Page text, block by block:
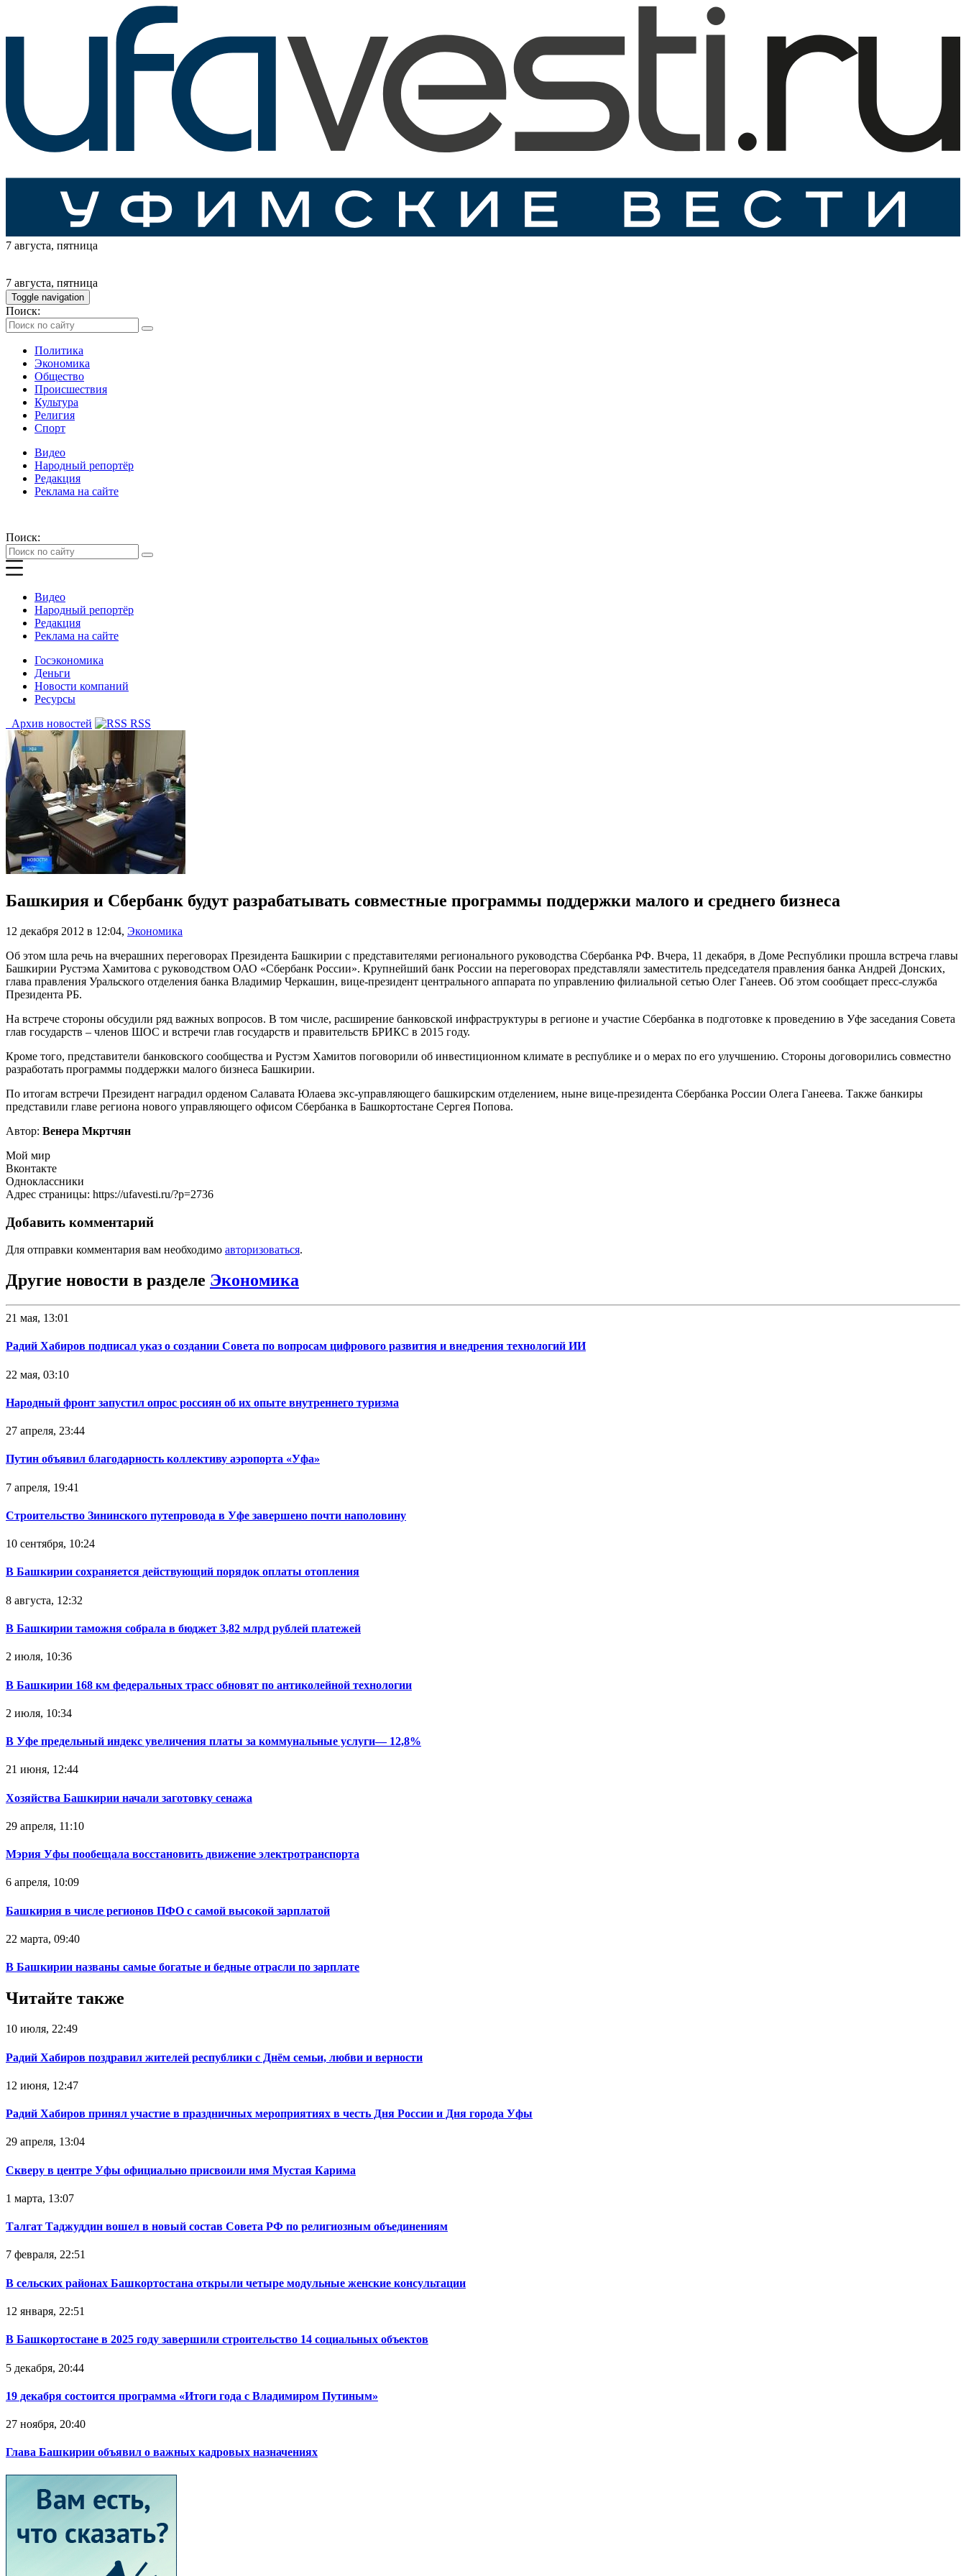
7 августа, пятница
7 августа, пятница
Toggle navigation
Поиск:
Политика
Экономика
Общество
Происшествия
Культура
Религия
Спорт
Видео
Народный репортёр
Редакция
Реклама на сайте
Поиск:
Видео
Народный репортёр
Редакция
Реклама на сайте
Госэкономика
Деньги
Новости компаний
Ресурсы
Архив новостей
RSS
Башкирия и Сбербанк будут разрабатывать совместные программы поддержки малого и среднего бизнеса
12 декабря 2012 в 12:04, Экономика
Об этом шла речь на вчерашних переговорах Президента Башкирии с представителями регионального руководства Сбербанка РФ. Вчера, 11 декабря, в Доме Республики прошла встреча главы
Башкирии Рустэма Хамитова с руководством ОАО «Сбербанк России». Крупнейший банк России на переговорах представляли заместитель председателя правления банка Андрей Донских,
глава правления Уральского отделения банка Владимир Черкашин, вице-президент центрального аппарата по управлению филиальной сетью Олег Ганеев. Об этом сообщает пресс-служба
Президента РБ.
На встрече стороны обсудили ряд важных вопросов. В том числе, расширение банковской инфраструктуры в регионе и участие Сбербанка в подготовке к проведению в Уфе заседания Совета
глав государств – членов ШОС и встречи глав государств и правительств БРИКС в 2015 году.
Кроме того, представители банковского сообщества и Рустэм Хамитов поговорили об инвестиционном климате в республике и о мерах по его улучшению. Стороны договорились совместно
разработать программы поддержки малого бизнеса Башкирии.
По итогам встречи Президент наградил орденом Салавата Юлаева экс-управляющего башкирским отделением, ныне вице-президента Сбербанка России Олега Ганеева. Также банкиры
представили главе региона нового управляющего офисом Сбербанка в Башкортостане Сергея Попова.
Автор: Венера Мкртчян
Мой мир
Вконтакте
Одноклассники
Адрес страницы: https://ufavesti.ru/?p=2736
Добавить комментарий
Для отправки комментария вам необходимо авторизоваться.
Другие новости в разделе Экономика
21 мая, 13:01
Радий Хабиров подписал указ о создании Совета по вопросам цифрового развития и внедрения технологий ИИ
22 мая, 03:10
Народный фронт запустил опрос россиян об их опыте внутреннего туризма
27 апреля, 23:44
Путин объявил благодарность коллективу аэропорта «Уфа»
7 апреля, 19:41
Строительство Зининского путепровода в Уфе завершено почти наполовину
10 сентября, 10:24
В Башкирии сохраняется действующий порядок оплаты отопления
8 августа, 12:32
В Башкирии таможня собрала в бюджет 3,82 млрд рублей платежей
2 июля, 10:36
В Башкирии 168 км федеральных трасс обновят по антиколейной технологии
2 июля, 10:34
В Уфе предельный индекс увеличения платы за коммунальные услуги— 12,8%
21 июня, 12:44
Хозяйства Башкирии начали заготовку сенажа
29 апреля, 11:10
Мэрия Уфы пообещала восстановить движение электротранспорта
6 апреля, 10:09
Башкирия в числе регионов ПФО с самой высокой зарплатой
22 марта, 09:40
В Башкирии названы самые богатые и бедные отрасли по зарплате
Читайте также
10 июля, 22:49
Радий Хабиров поздравил жителей республики с Днём семьи, любви и верности
12 июня, 12:47
Радий Хабиров принял участие в праздничных мероприятиях в честь Дня России и Дня города Уфы
29 апреля, 13:04
Скверу в центре Уфы официально присвоили имя Мустая Карима
1 марта, 13:07
Талгат Таджуддин вошел в новый состав Совета РФ по религиозным объединениям
7 февраля, 22:51
В сельских районах Башкортостана открыли четыре модульные женские консультации
12 января, 22:51
В Башкортостане в 2025 году завершили строительство 14 социальных объектов
5 декабря, 20:44
19 декабря состоится программа «Итоги года с Владимиром Путиным»
27 ноября, 20:40
Глава Башкирии объявил о важных кадровых назначениях